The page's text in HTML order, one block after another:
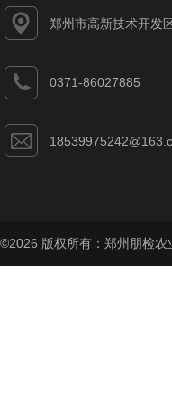
郑州市高新技术开发
0371-86027885
©2026 版权所有：郑州朋检